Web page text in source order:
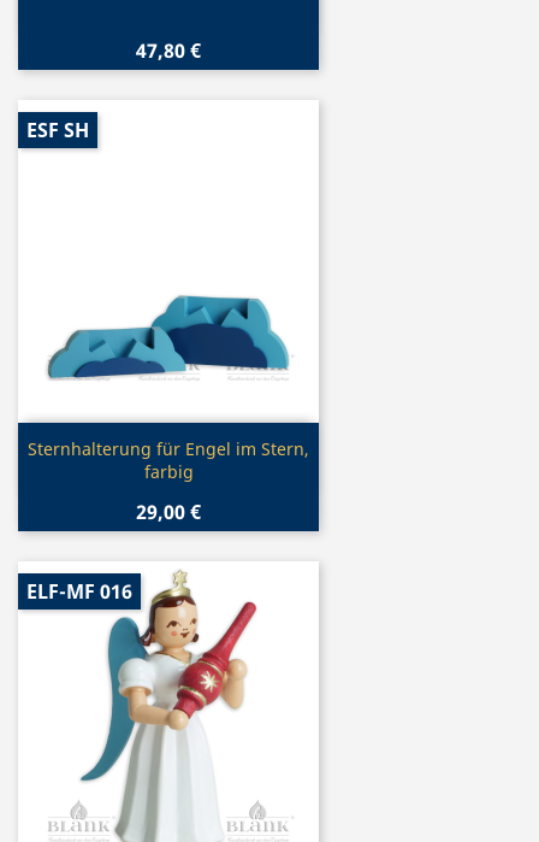
47,80 €
Vorschau
Sternhalterung für Engel im Stern,
farbig
29,00 €
ESF SH
ELF-MF 016